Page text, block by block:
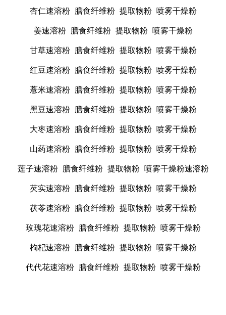
杏仁速溶粉 膳食纤维粉 提取物粉 喷雾干燥粉
姜速溶粉 膳食纤维粉 提取物粉 喷雾干燥粉
甘草速溶粉 膳食纤维粉 提取物粉 喷雾干燥粉
红豆速溶粉 膳食纤维粉 提取物粉 喷雾干燥粉
薏米速溶粉 膳食纤维粉 提取物粉 喷雾干燥粉
黑豆速溶粉 膳食纤维粉 提取物粉 喷雾干燥粉
大枣速溶粉 膳食纤维粉 提取物粉 喷雾干燥粉
山药速溶粉 膳食纤维粉 提取物粉 喷雾干燥粉
莲子速溶粉 膳食纤维粉 提取物粉 喷雾干燥粉速溶粉
芡实速溶粉 膳食纤维粉 提取物粉 喷雾干燥粉
茯苓速溶粉 膳食纤维粉 提取物粉 喷雾干燥粉
玫瑰花速溶粉 膳食纤维粉 提取物粉 喷雾干燥粉
枸杞速溶粉 膳食纤维粉 提取物粉 喷雾干燥粉
代代花速溶粉 膳食纤维粉 提取物粉 喷雾干燥粉